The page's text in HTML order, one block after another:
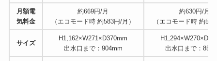
月額電
気料金
約669円/月
（エコモード時 約583円/月）
約630円/月
（エコモード時 約
サイズ
H1,162×W271×D370mm
出水口まで：904mm
出水口まで：